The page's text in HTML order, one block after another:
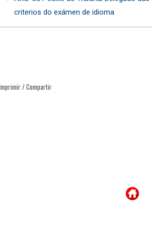
criterios do exámen de idioma
/ Compartir